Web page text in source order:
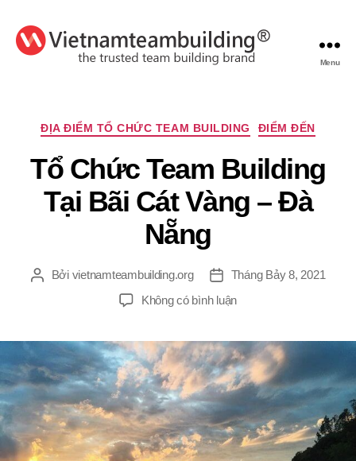
Menu
Chuyên
ĐỊA ĐIỂM TỔ CHỨC TEAM BUILDING ĐIỂM ĐẾN
Tổ Chức Team Building
Tại Bãi Cát Vàng – Đà
Nẵng
TácBởi vietnamteambuilding.org
Ngày
đăng
Tháng Bảy 8, 2021
Không có bình luậnở
Team
Building
Tại
Cát
Vàng
–